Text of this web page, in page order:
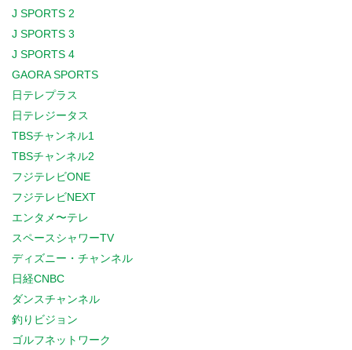
J SPORTS 2
J SPORTS 3
J SPORTS 4
GAORA SPORTS
日テレプラス
日テレジータス
TBSチャンネル1
TBSチャンネル2
フジテレビONE
フジテレビNEXT
エンタメ〜テレ
スペースシャワーTV
ディズニー・チャンネル
日経CNBC
ダンスチャンネル
釣りビジョン
ゴルフネットワーク